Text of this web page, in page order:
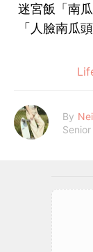
迷宮飯「南
「人臉南瓜
By